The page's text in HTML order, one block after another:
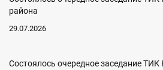
района
29.07.2026
Состоялось очередное заседание ТИК